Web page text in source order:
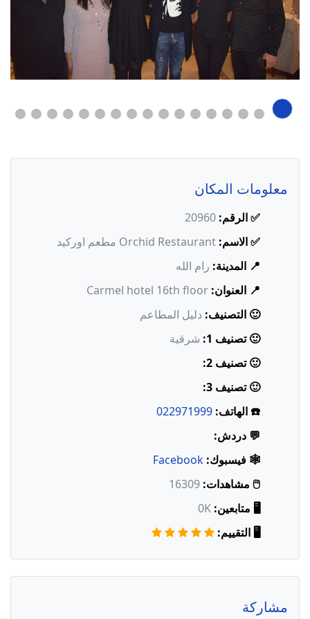
معلومات المكان
✅ الرقم: 20960
✅ الاسم: Orchid Restaurant مطعم اوركيد
📍 المدينة: رام الله
📍 العنوان: Carmel hotel 16th floor
🙂 التصنيف: دليل المطاعم
🙂 تصنيف 1:
شرقية
🙂 تصنيف 2:
🙂 تصنيف 3:
☎️ الهاتف: 022971999
💬 دردش:
🕸️ فيسبوك: Facebook
🖱️ مشاهدات: 16309
🖥️ متابعين: 0K
🖥️ التقييم:
مشاركة